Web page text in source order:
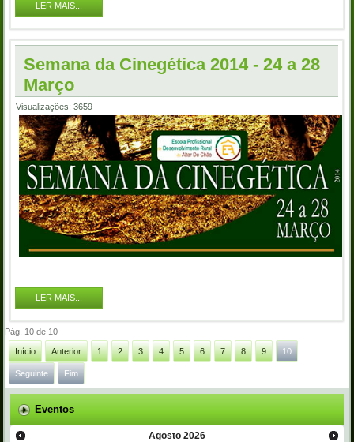
LER MAIS...
Semana da Cinegética 2014 - 24 a 28
Março
Visualizações: 3659
LER MAIS...
Pág. 10 de 10
Início Anterior 1 2 3 4 5 6 7 8 9 10
Seguinte Fim
Eventos
Agosto 2026